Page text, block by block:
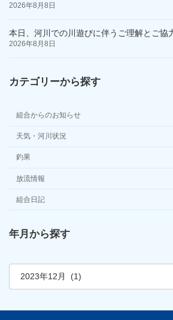
2026年8月8日
本日、河川での川遊びに伴うご理解とご協
2026年8月8日
カテゴリーから探す
組合からのお知らせ
天気・河川状況
釣果
放流情報
組合日記
年月から探す
ア